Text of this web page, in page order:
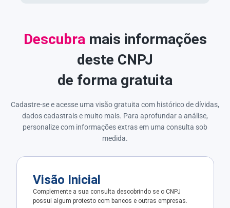
Descubra mais informações
deste CNPJ
de forma gratuita
Cadastre-se e acesse uma visão gratuita com histórico de dívidas,
dados cadastrais e muito mais. Para aprofundar a análise,
personalize com informações extras em uma consulta sob
medida.
Visão Inicial
Complemente a sua consulta descobrindo se o CNPJ
possui algum protesto com bancos e outras empresas.